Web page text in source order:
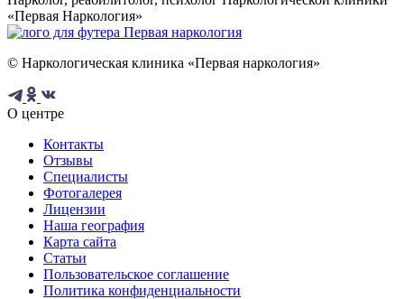
«Первая Наркология»
Первая наркология
© Наркологическая клиника «Первая наркология»
О центре
Контакты
Отзывы
Специалисты
Фотогалерея
Лицензии
Наша география
Карта сайта
Статьи
Пользовательское соглашение
Политика конфиденциальности